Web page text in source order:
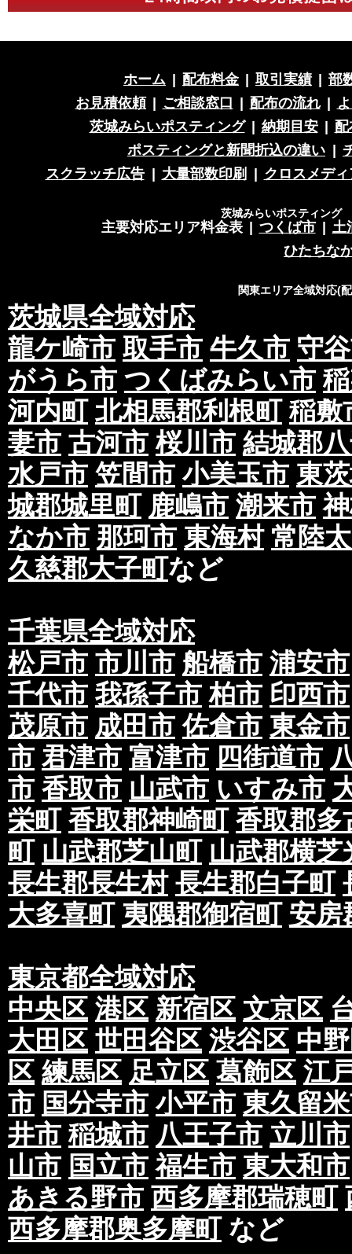
ホーム 配布料金 取引実績
部
お見積依頼
ご相談窓口 配布の流れ
茨城みらいポスティング
納期目安
ポスティングと新聞折込の違い
スクラッチ広告
大量部数印刷 クロスメディ
茨城みらいポスティング
主要対応エリア料金表 つくば市
土
ひたちな
関東エリア全域対応(
茨城県全域対応
龍ケ崎市 取手市 牛久市 守
がうら市 つくばみらい市
河内町 北相馬郡利根町 稲敷
妻市 古河市 桜川市 結城郡
水戸市 笠間市 小美玉市 東
城郡城里町 鹿嶋市 潮来市
なか市 那珂市 東海村 常陸
久慈郡大子町など
千葉県全域対応
松戸市 市川市 船橋市 浦安市
千代市 我孫子市 柏市 印西市
茂原市 成田市 佐倉市 東金市
市 君津市 富津市 四街道市
市 香取市 山武市 いすみ市
栄町 香取郡神崎町 香取郡多
町 山武郡芝山町 山武郡横芝
長生郡長生村 長生郡白子町
大多喜町 夷隅郡御宿町 安房
東京都全域対応
中央区 港区 新宿区 文京区
大田区 世田谷区 渋谷区 中
区 練馬区 足立区 葛飾区 江
市 国分寺市 小平市 東久留
井市 稲城市 八王子市 立川市
山市 国立市 福生市 東大和市
あきる野市 西多摩郡瑞穂町
西多摩郡奥多摩町など